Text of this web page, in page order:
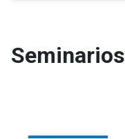
Seminarios